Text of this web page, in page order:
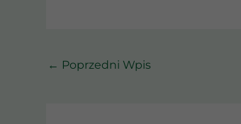
← Poprzedni Wpis